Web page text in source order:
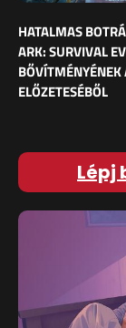
HATALMAS
ARK: SURVIVAL
BŐVÍTMÉNYÉNEK
ELŐZETESÉBŐL
Lépj